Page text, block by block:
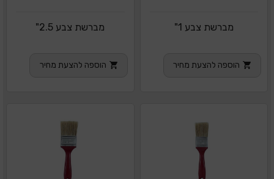
מברשת צבע 1"
הוספה להצעת מחיר
מברשת צבע 2.5"
הוספה להצעת מחיר